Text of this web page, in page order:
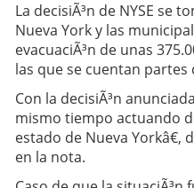
La decisiÃ³n de NYSE se
Nueva York y las
evacuaciÃ³n de unas
las que se cuentan partes
Con la decisiÃ³n
mismo tiempo actuando
estado de Nueva
en la nota.